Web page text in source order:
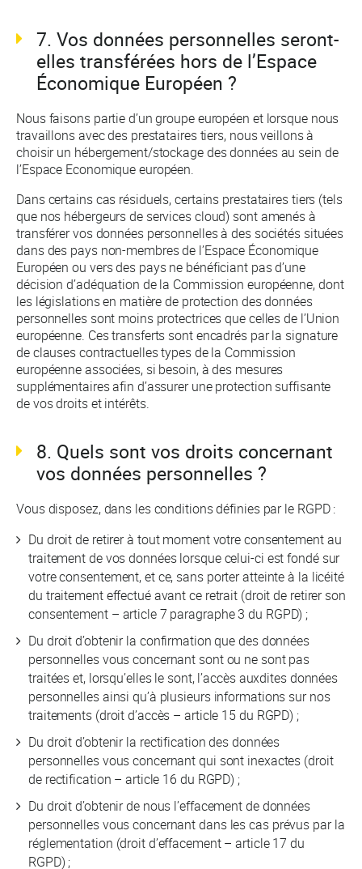
7. Vos données personnelles seront-
elles transférées hors de l’Espace
Économique Européen ?
Nous faisons partie d’un groupe européen et lorsque nous
travaillons avec des prestataires tiers, nous veillons à
choisir un hébergement/stockage des données au sein de
l’Espace Economique européen.
Dans certains cas résiduels, certains prestataires tiers (tels
que nos hébergeurs de services cloud) sont amenés à
transférer vos données personnelles à des sociétés situées
dans des pays non-membres de l’Espace Économique
Européen ou vers des pays ne bénéficiant pas d’une
décision d’adéquation de la Commission européenne, dont
les législations en matière de protection des données
personnelles sont moins protectrices que celles de l’Union
européenne. Ces transferts sont encadrés par la signature
de clauses contractuelles types de la Commission
européenne associées, si besoin, à des mesures
supplémentaires afin d’assurer une protection suffisante
de vos droits et intérêts.
8. Quels sont vos droits concernant
vos données personnelles ?
Vous disposez, dans les conditions définies par le RGPD :
Du droit de retirer à tout moment votre consentement au
traitement de vos données lorsque celui-ci est fondé sur
votre consentement, et ce, sans porter atteinte à la licéité
du traitement effectué avant ce retrait (droit de retirer son
consentement – article 7 paragraphe 3 du RGPD) ;
Du droit d’obtenir la confirmation que des données
personnelles vous concernant sont ou ne sont pas
traitées et, lorsqu’elles le sont, l’accès auxdites données
personnelles ainsi qu’à plusieurs informations sur nos
traitements (droit d’accès – article 15 du RGPD) ;
Du droit d’obtenir la rectification des données
personnelles vous concernant qui sont inexactes (droit
de rectification – article 16 du RGPD) ;
Du droit d’obtenir de nous l’effacement de données
personnelles vous concernant dans les cas prévus par la
réglementation (droit d’effacement – article 17 du
RGPD) ;